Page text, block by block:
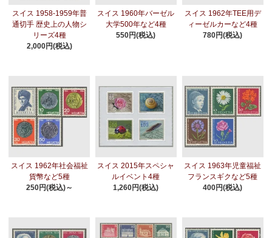
スイス 1958-1959年普
通切手 歴史上の人物シ
リーズ4種
2,000円(税込)
スイス 1960年バーゼル
大学500年など4種
550円(税込)
スイス 1962年TEE用デ
ィーゼルカーなど4種
780円(税込)
スイス 1962年社会福祉
貨幣など5種
250円(税込)～
スイス 2015年スペシャ
ルイベント4種
1,260円(税込)
スイス 1963年児童福祉
フランスギクなど5種
400円(税込)